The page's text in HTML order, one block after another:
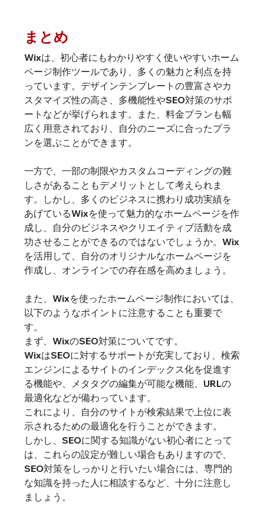
まとめ
Wixは、初心者にもわかりやすく使いやすいホーム
ページ制作ツールであり、多くの魅力と利点を持
っています。デザインテンプレートの豊富さやカ
スタマイズ性の高さ、多機能性やSEO対策のサポ
ートなどが挙げられます。また、料金プランも幅
広く用意されており、自分のニーズに合ったプラ
ンを選ぶことができます。
一方で、一部の制限やカスタムコーディングの難
しさがあることもデメリットとして考えられま
す。しかし、多くのビジネスに携わり成功実績を
あげているWixを使って魅力的なホームページを作
成し、自分のビジネスやクリエイティブ活動を成
功させることができるのではないでしょうか。Wix
を活用して、自分のオリジナルなホームページを
作成し、オンラインでの存在感を高めましょう。
また、Wixを使ったホームページ制作においては、
以下のようなポイントに注意することも重要で
す。
まず、WixのSEO対策についてです。
WixはSEOに対するサポートが充実しており、検索
エンジンによるサイトのインデックス化を促進す
る機能や、メタタグの編集が可能な機能、URLの
最適化などが備わっています。
これにより、自分のサイトが検索結果で上位に表
示されるための最適化を行うことができます。
しかし、SEOに関する知識がない初心者にとって
は、これらの設定が難しい場合もありますので、
SEO対策をしっかりと行いたい場合には、専門的
な知識を持った人に相談するなど、十分に注意し
ましょう。